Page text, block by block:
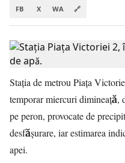
FB X WA 🔗
Stația de metrou Piața
temporar miercuri dimineață,
pe peron, provocate de
desfășurare, iar estimarea
apei.